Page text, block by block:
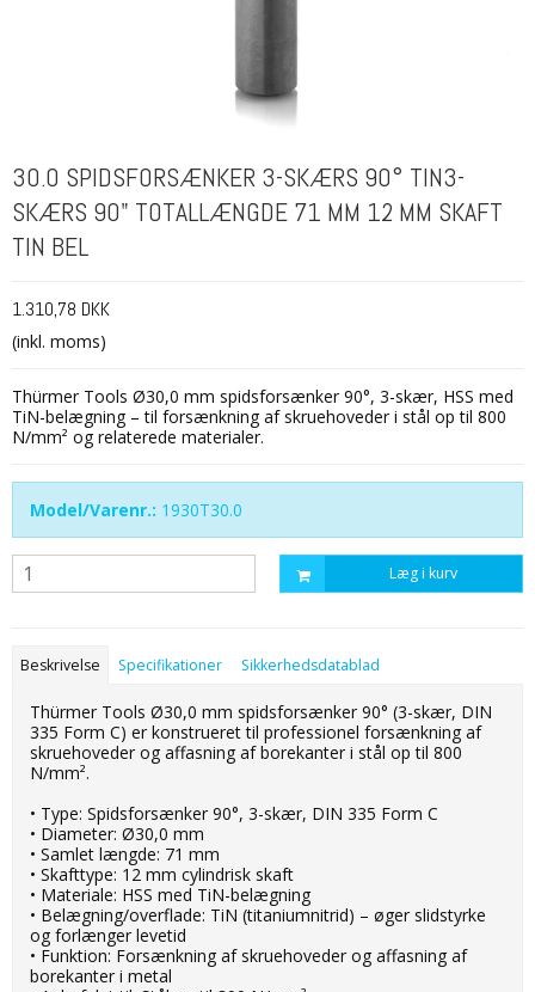
30.0 SPIDSFORSÆNKER 3-SKÆRS 90° TIN3-
SKÆRS 90" TOTALLÆNGDE 71 MM 12 MM SKAFT
TIN BEL
1.310,78 DKK
(inkl. moms)
Thürmer Tools Ø30,0 mm spidsforsænker 90°, 3-skær, HSS med
TiN-belægning – til forsænkning af skruehoveder i stål op til 800
N/mm² og relaterede materialer.
Model/Varenr.: 1930T30.0
Læg i kurv
Beskrivelse Specifikationer Sikkerhedsdatablad
Thürmer Tools Ø30,0 mm spidsforsænker 90° (3-skær, DIN
335 Form C) er konstrueret til professionel forsænkning af
skruehoveder og affasning af borekanter i stål op til 800
N/mm².
• Type: Spidsforsænker 90°, 3-skær, DIN 335 Form C
• Diameter: Ø30,0 mm
• Samlet længde: 71 mm
• Skafttype: 12 mm cylindrisk skaft
• Materiale: HSS med TiN-belægning
• Belægning/overflade: TiN (titaniumnitrid) – øger slidstyrke
og forlænger levetid
• Funktion: Forsænkning af skruehoveder og affasning af
borekanter i metal